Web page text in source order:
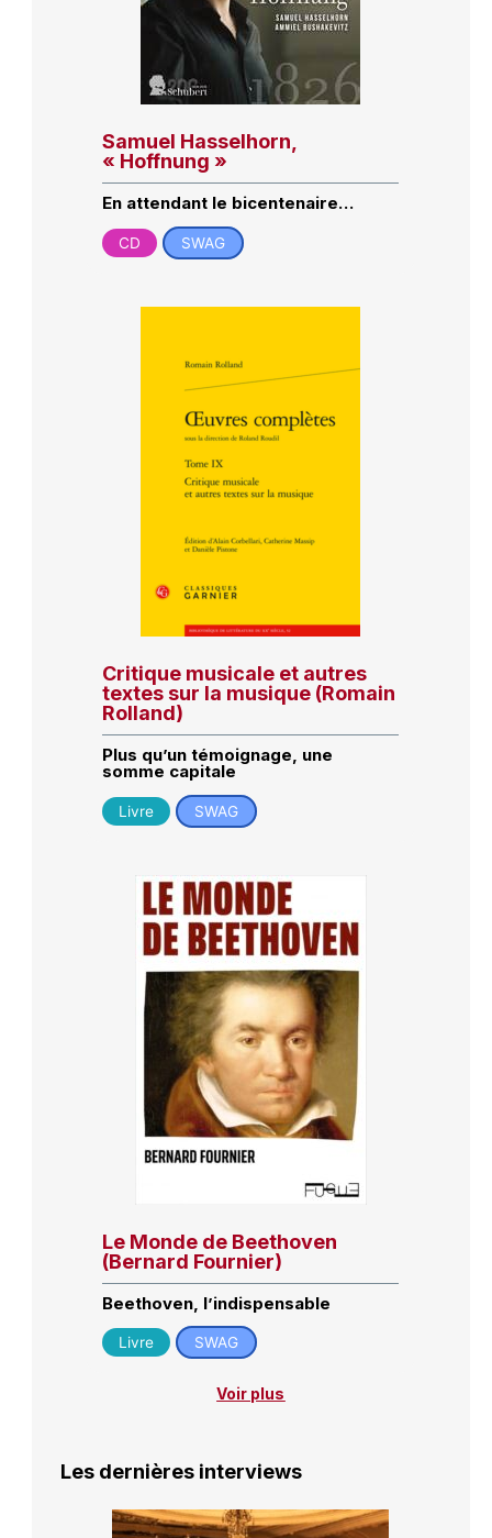
Samuel Hasselhorn,
« Hoffnung »
En attendant le bicentenaire…
CD SWAG
Critique musicale et autres
textes sur la musique (Romain
Rolland)
Plus qu’un témoignage, une
somme capitale
Livre SWAG
Le Monde de Beethoven
(Bernard Fournier)
Beethoven, l’indispensable
Livre SWAG
Voir plus
Les dernières interviews